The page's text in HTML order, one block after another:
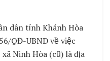
dân tỉnh Khánh Hòa
QĐ-UBND về việc
Ninh Hòa (cũ) là địa